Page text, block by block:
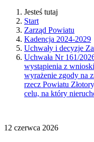
Jesteś tutaj
Start
Zarząd Powiatu
Kadencja 2024-2029
Uchwały i decyzje
Uchwała Nr 161/
wystąpienia z
wyrażenie zgody na
rzecz Powiatu
celu, na który
12 czerwca 2026